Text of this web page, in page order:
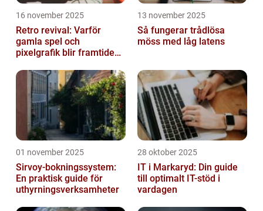
16 november 2025
Retro revival: Varför
gamla spel och
pixelgrafik blir framtidens
13 november 2025
Så fungerar trådlösa
möss med låg latens
01 november 2025
Sirvoy-bokningssystem:
En praktisk guide för
uthyrningsverksamheter
28 oktober 2025
IT i Markaryd: Din guide
till optimalt IT-stöd i
vardagen